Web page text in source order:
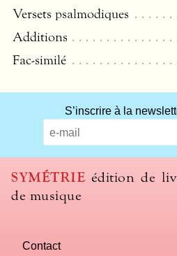
Versets psalmodiques
Additions
Fac-similé
S’inscrire à la
SYMÉTRIE édition de
de musique
Contact